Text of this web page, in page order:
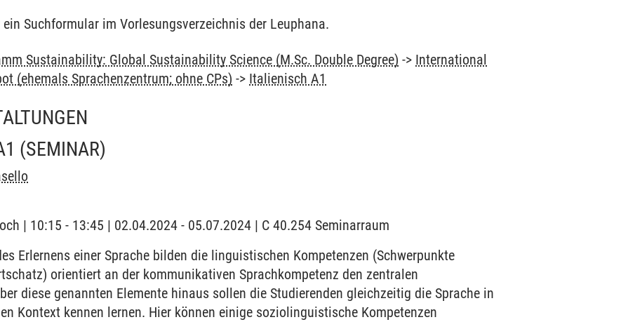
ein Suchformular im Vorlesungsverzeichnis der Leuphana.
Sustainability: Global Sustainability Science (M.Sc. Double Degree) -> International
(ehemals Sprachenzentrum; ohne CPs) -> Italienisch A1
(SEMINAR)
| 10:15 - 13:45 | 02.04.2024 - 05.07.2024 | C 40.254 Seminarraum
Erlernens einer Sprache bilden die linguistischen Kompetenzen (Schwerpunkte
orientiert an der kommunikativen Sprachkompetenz den zentralen
diese genannten Elemente hinaus sollen die Studierenden gleichzeitig die Sprache in
Kontext kennen lernen. Hier können einige soziolinguistische Kompetenzen